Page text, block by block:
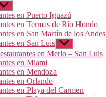
en Puerto Iguazú
en Termas de Río Hondo
en San Martín de los Andes
en San Luis Mostrar
el
submenú
en Merlo – San Luis
en Miami
en Mendoza
en Orlando
en Playa del Carmen